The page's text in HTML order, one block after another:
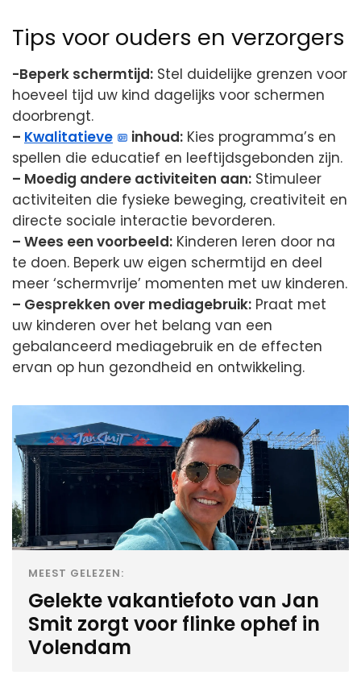
Tips voor ouders en verzorgers
-Beperk schermtijd: Stel duidelijke grenzen voor
hoeveel tijd uw kind dagelijks voor schermen
doorbrengt.
– Kwalitatieve inhoud: Kies programma’s en
spellen die educatief en leeftijdsgebonden zijn.
– Moedig andere activiteiten aan: Stimuleer
activiteiten die fysieke beweging, creativiteit en
directe sociale interactie bevorderen.
– Wees een voorbeeld: Kinderen leren door na
te doen. Beperk uw eigen schermtijd en deel
meer ‘schermvrije’ momenten met uw kinderen.
– Gesprekken over mediagebruik: Praat met
uw kinderen over het belang van een
gebalanceerd mediagebruik en de effecten
ervan op hun gezondheid en ontwikkeling.
MEEST GELEZEN:
Gelekte vakantiefoto van Jan
Smit zorgt voor flinke ophef in
Volendam